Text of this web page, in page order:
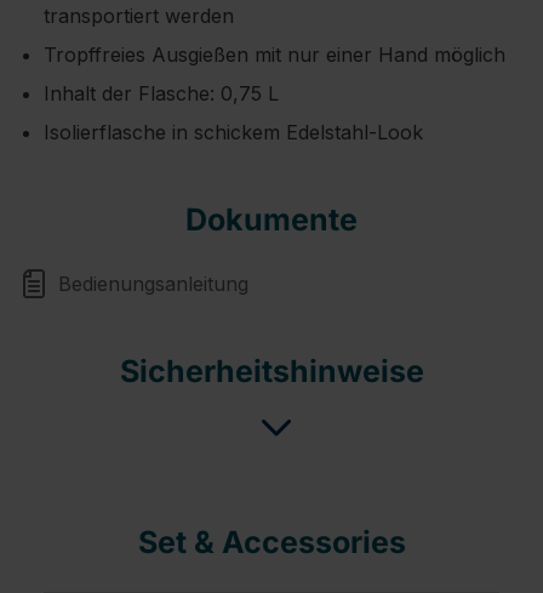
transportiert werden
Tropffreies Ausgießen mit nur einer Hand möglich
Inhalt der Flasche: 0,75 L
Isolierflasche in schickem Edelstahl-Look
Dokumente
Bedienungsanleitung
Sicherheitshinweise
Set & Accessories